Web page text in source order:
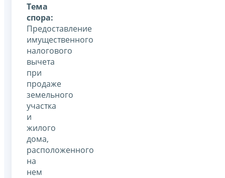
Тема
спора:
Предоставление
имущественного
налогового
вычета
при
продаже
земельного
участка
и
жилого
дома,
расположенного
на
нем